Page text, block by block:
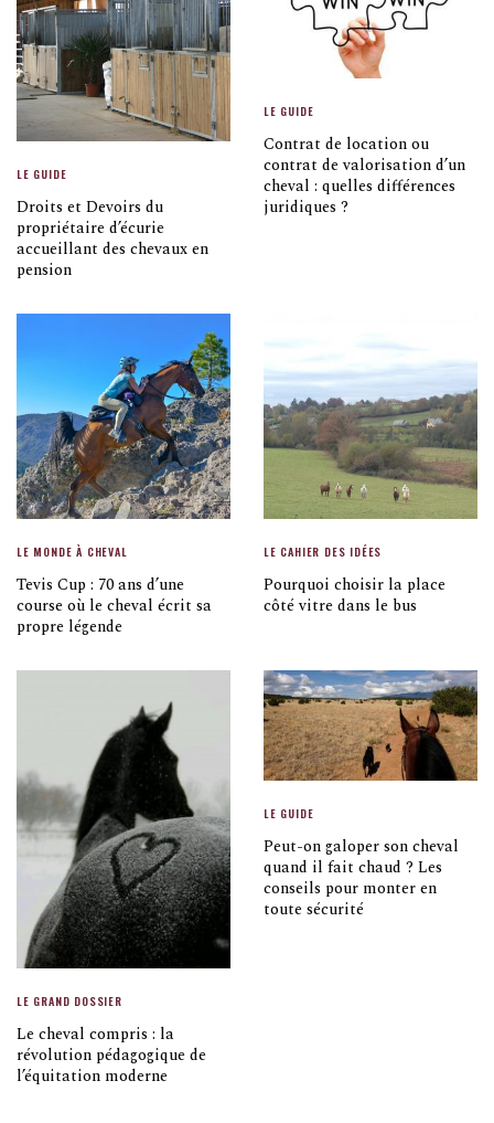
LE GUIDE
Droits et Devoirs du
propriétaire d’écurie
accueillant des chevaux en
pension
LE GUIDE
Contrat de location ou
contrat de valorisation d’un
cheval : quelles différences
juridiques ?
LE MONDE À CHEVAL
Tevis Cup : 70 ans d’une
course où le cheval écrit sa
propre légende
LE CAHIER DES IDÉES
Pourquoi choisir la place
côté vitre dans le bus
LE GRAND DOSSIER
Le cheval compris : la
révolution pédagogique de
l’équitation moderne
LE GUIDE
Peut-on galoper son cheval
quand il fait chaud ? Les
conseils pour monter en
toute sécurité